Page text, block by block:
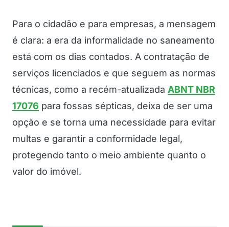
Para o cidadão e para empresas, a mensagem
é clara: a era da informalidade no saneamento
está com os dias contados. A contratação de
serviços licenciados e que seguem as normas
técnicas, como a recém-atualizada ABNT NBR
17076 para fossas sépticas, deixa de ser uma
opção e se torna uma necessidade para evitar
multas e garantir a conformidade legal,
protegendo tanto o meio ambiente quanto o
valor do imóvel.